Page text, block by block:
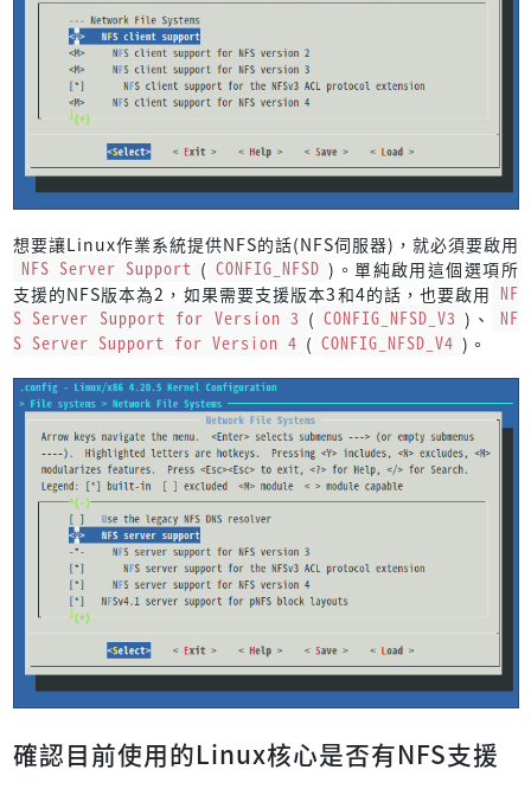
想要讓Linux作業系統提供NFS的話(NFS伺服器)，就必須要啟用
NFS Server Support ( CONFIG_NFSD )。單純啟用這個選項所
支援的NFS版本為2，如果需要支援版本3和4的話，也要啟用 NF
S Server Support for Version 3 ( CONFIG_NFSD_V3 )、
NF
S Server Support for Version 4 ( CONFIG_NFSD_V4 )。
確認目前使用的Linux核心是否有NFS支援